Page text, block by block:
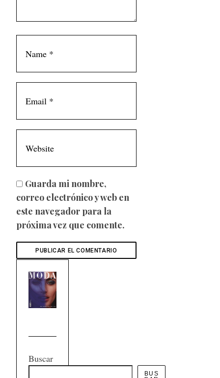
Guarda mi nombre,
correo electrónico y web en
este navegador para la
próxima vez que comente.
Buscar
BUS